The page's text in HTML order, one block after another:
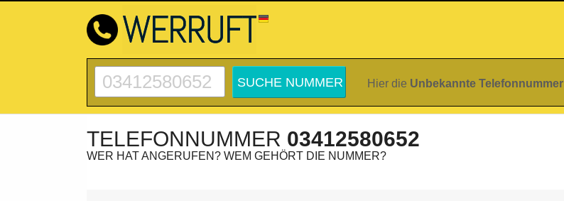
Hier die Unbekannte Telefonnummer
TELEFONNUMMER 03412580652
WER HAT ANGERUFEN? WEM GEHÖRT DIE NUMMER?